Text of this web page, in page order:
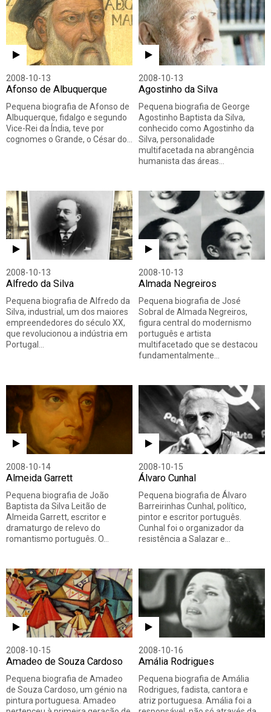
2008-10-13
Afonso de Albuquerque
Pequena biografia de Afonso de
Albuquerque, fidalgo e segundo
Vice-Rei da Índia, teve por
cognomes o Grande, o César do…
2008-10-13
Agostinho da Silva
Pequena biografia de George
Agostinho Baptista da Silva,
conhecido como Agostinho da
Silva, personalidade
multifacetada na abrangência
humanista das áreas…
2008-10-13
Alfredo da Silva
Pequena biografia de Alfredo da
Silva, industrial, um dos maiores
empreendedores do século XX,
que revolucionou a indústria em
Portugal…
2008-10-13
Almada Negreiros
Pequena biografia de José
Sobral de Almada Negreiros,
figura central do modernismo
português e artista
multifacetado que se destacou
fundamentalmente…
2008-10-14
Almeida Garrett
Pequena biografia de João
Baptista da Silva Leitão de
Almeida Garrett, escritor e
dramaturgo de relevo do
romantismo português. O…
2008-10-15
Álvaro Cunhal
Pequena biografia de Álvaro
Barreirinhas Cunhal, político,
pintor e escritor português.
Cunhal foi o organizador da
resistência a Salazar e…
2008-10-15
Amadeo de Souza Cardoso
Pequena biografia de Amadeo
de Souza Cardoso, um génio na
pintura portuguesa. Amadeo
2008-10-16
Amália Rodrigues
Pequena biografia de Amália
Rodrigues, fadista, cantora e
atriz portuguesa. Amália foi a